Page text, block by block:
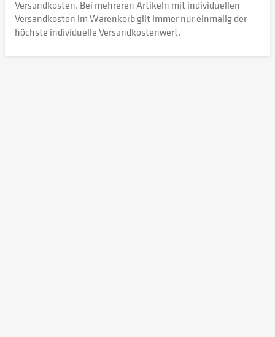
Versandkosten. Bei mehreren Artikeln mit individuellen
Versandkosten im Warenkorb gilt immer nur einmalig der
höchste individuelle Versandkostenwert.